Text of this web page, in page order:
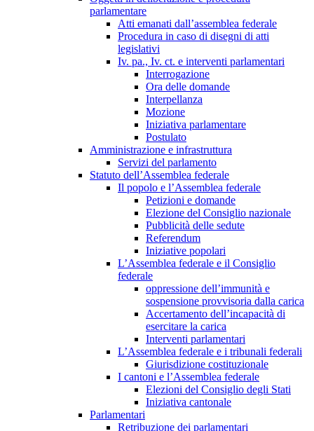
parlamentare
Atti emanati dall’assemblea federale
Procedura in caso di disegni di atti
legislativi
Iv. pa., Iv. ct. e interventi parlamentari
Interrogazione
Ora delle domande
Interpellanza
Mozione
Iniziativa parlamentare
Postulato
Amministrazione e infrastruttura
Servizi del parlamento
Statuto dell’Assemblea federale
Il popolo e l’Assemblea federale
Petizioni e domande
Elezione del Consiglio nazionale
Pubblicità delle sedute
Referendum
Iniziative popolari
L’Assemblea federale e il Consiglio
federale
oppressione dell’immunità e
sospensione provvisoria dalla carica
Accertamento dell’incapacità di
esercitare la carica
Interventi parlamentari
L’Assemblea federale e i tribunali federali
Giurisdizione costituzionale
I cantoni e l’Assemblea federale
Elezioni del Consiglio degli Stati
Iniziativa cantonale
Parlamentari
Retribuzione dei parlamentari